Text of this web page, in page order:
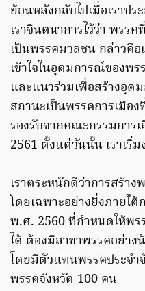
ย้อนหลังกลับไปเมื่อเราปร
เราจินตนาการไว้ว่า พรร
เป็นพรรคมวลชน กล่าวคื
เข้าใจในอุดมการณ์ของพ
และแนวร่วมเพื่อสร้างอุด
สถานะเป็นพรรคการเมือ
รองรับจากคณะกรรมการ
2561 ตั้งแต่วันนั้น เราเริ่
เราตระหนักดีว่าการสร้าง
โดยเฉพาะอย่างยิ่งภายใ
พ.ศ. 2560 ที่กำหนดให้พ
ได้ ต้องมีสาขาพรรคอย่า
โดยมีตัวแทนพรรคประจ
พรรคจังหวัด 100 คน